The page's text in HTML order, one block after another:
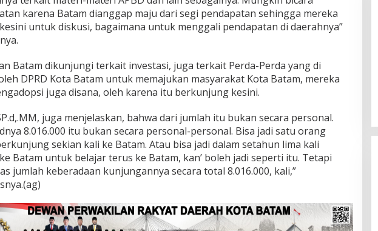
n
y
a
P
m
b
a
n
u
n
a
n
,
L
e
i
s
l
karena Batam dianggap maju dari segi pendapatan sehingga mereka
untuk diskusi, bagaimana untuk menggali pendapatan di daerahnya”
Batam dikunjungi terkait investasi, juga terkait Perda-Perda yang di
DPRD Kota Batam untuk memajukan masyarakat Kota Batam, mereka
juga disana, oleh karena itu berkunjung kesini.
juga menjelaskan, bahwa dari jumlah itu bukan secara personal.
8.016.000 itu bukan secara personal-personal. Bisa jadi satu orang
sekian kali ke Batam. Atau bisa jadi dalam setahun lima kali
Batam untuk belajar terus ke Batam, kan’ boleh jadi seperti itu. Tetapi
jumlah keberadaan kunjungannya secara total 8.016.000, kali,”
Ini Dia Hubungan Partai Garuda
dengan Gerindra
Di Berita, Politik